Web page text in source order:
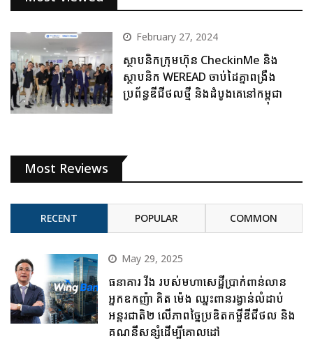
February 27, 2024
ស្ថាបនិកក្រុមហ៊ុន CheckinMe និង
ស្ថាបនិក WEREAD ចាប់ដៃគ្នាពង្រឹង
ប្រព័ន្ធឌីជីថលថ្មី និងដំបូងគេនៅកម្ពុជា
Most Reviews
RECENT POPULAR COMMON
May 29, 2025
ធនាគារ វីង របស់មហាសេដ្ឋីប្រាក់ពាន់លាន
អ្នកឧកញ៉ា គិត ម៉េង ឈ្នះពានរង្វាន់លំដាប់
អន្តរជាតិ២ លើភាពច្នៃប្រឌិតកម្ចីឌីជីថល និង
គណនីសន្សំដើម្បីគោលដៅ